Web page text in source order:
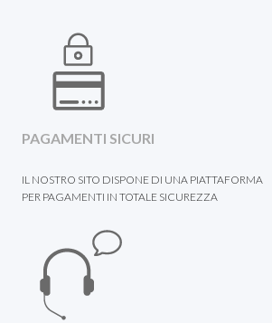
PAGAMENTI SICURI
IL NOSTRO SITO DISPONE DI UNA PIATTAFORMA
PER PAGAMENTI IN TOTALE SICUREZZA